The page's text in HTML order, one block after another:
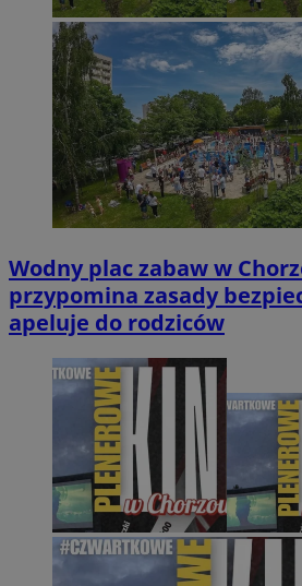
Wodny plac zabaw w
przypomina zasady
apeluje do rodziców